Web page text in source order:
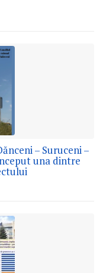
– Suruceni –
una dintre